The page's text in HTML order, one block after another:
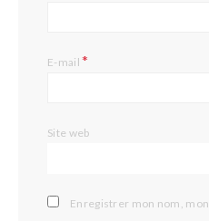
E-mail*
Site web
Enregistrer mon nom,